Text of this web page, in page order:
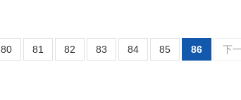
80 81 82 83 84 85 86 下